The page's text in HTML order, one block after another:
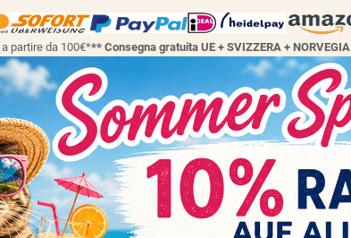
a partire da 100€*** Consegna gratuita UE + SVIZZERA + NORVEGIA